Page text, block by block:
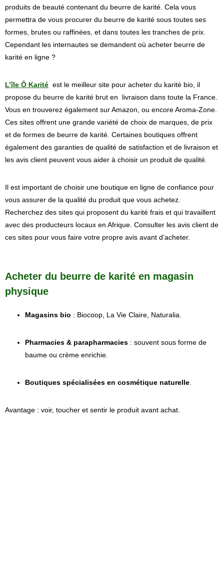
produits de beauté contenant du beurre de karité. Cela vous
permettra de vous procurer du beurre de karité sous toutes ses
formes, brutes ou raffinées, et dans toutes les tranches de prix.
Cependant les internautes se demandent où acheter beurre de
karité en ligne ?
L’île Ô Karité est le meilleur site pour acheter du karité bio, il
propose du beurre de karité brut en livraison dans toute la France.
Vous en trouverez également sur Amazon, ou encore Aroma-Zone.
Ces sites offrent une grande variété de choix de marques, de prix
et de formes de beurre de karité. Certaines boutiques offrent
également des garanties de qualité de satisfaction et de livraison et
les avis client peuvent vous aider à choisir un produit de qualité.
Il est important de choisir une boutique en ligne de confiance pour
vous assurer de la qualité du produit que vous achetez.
Recherchez des sites qui proposent du karité frais et qui travaillent
avec des producteurs locaux en Afrique. Consulter les avis client de
ces sites pour vous faire votre propre avis avant d’acheter.
Acheter du beurre de karité en magasin
physique
Magasins bio : Biocoop, La Vie Claire, Naturalia.
Pharmacies & parapharmacies : souvent sous forme de
baume ou crème enrichie.
Boutiques spécialisées en cosmétique naturelle
Avantage : voir, toucher et sentir le produit avant achat.